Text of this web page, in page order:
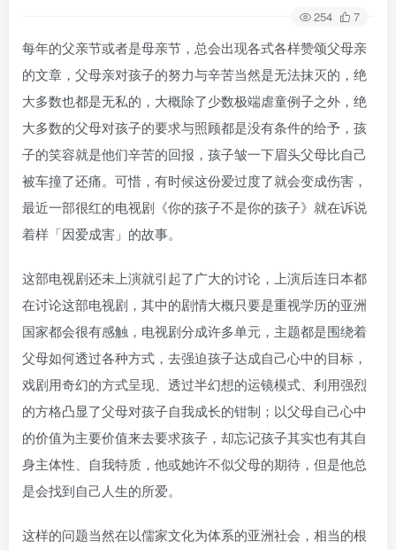
254 7
每年的父亲节或者是母亲节，总会出现各式各样赞颂父母亲
的文章，父母亲对孩子的努力与辛苦当然是无法抹灭的，绝
大多数也都是无私的，大概除了少数极端虐童例子之外，绝
大多数的父母对孩子的要求与照顾都是没有条件的给予，孩
子的笑容就是他们辛苦的回报，孩子皱一下眉头父母比自己
被车撞了还痛。可惜，有时候这份爱过度了就会变成伤害，
最近一部很红的电视剧《你的孩子不是你的孩子》就在诉说
着样「因爱成害」的故事。
这部电视剧还未上演就引起了广大的讨论，上演后连日本都
在讨论这部电视剧，其中的剧情大概只要是重视学历的亚洲
国家都会很有感触，电视剧分成许多单元，主题都是围绕着
父母如何透过各种方式，去强迫孩子达成自己心中的目标，
戏剧用奇幻的方式呈现、透过半幻想的运镜模式、利用强烈
的方格凸显了父母对孩子自我成长的钳制；以父母自己心中
的价值为主要价值来去要求孩子，却忘记孩子其实也有其自
身主体性、自我特质，他或她许不似父母的期待，但是他总
是会找到自己人生的所爱。
这样的问题当然在以儒家文化为体系的亚洲社会，相当的根